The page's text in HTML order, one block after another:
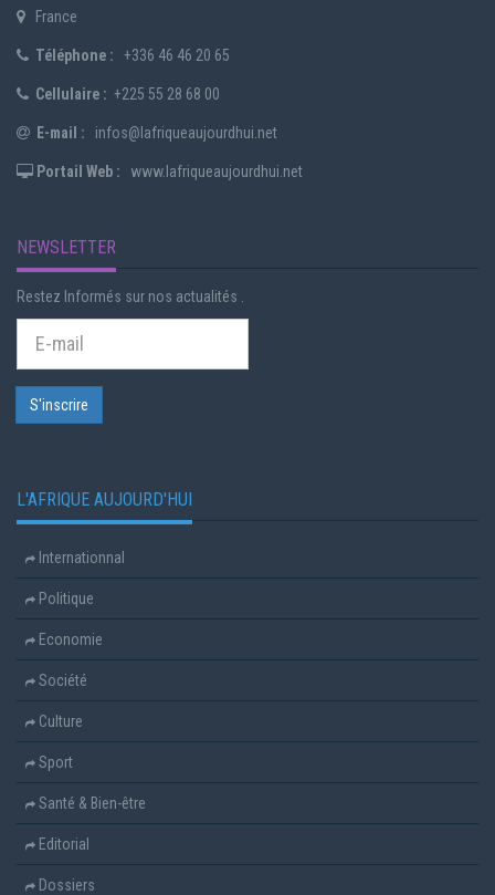
France
Téléphone : +336 46 46 20 65
Cellulaire : +225 55 28 68 00
E-mail : infos@lafriqueaujourdhui.net
Portail Web : www.lafriqueaujourdhui.net
NEWSLETTER
Restez Informés sur nos actualités .
L'AFRIQUE AUJOURD'HUI
Internationnal
Politique
Economie
Société
Culture
Sport
Santé & Bien-être
Editorial
Dossiers